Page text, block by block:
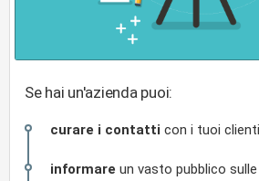
Se hai un'azienda puoi:
curare i contatti con i tuoi
informare un vasto pubblico